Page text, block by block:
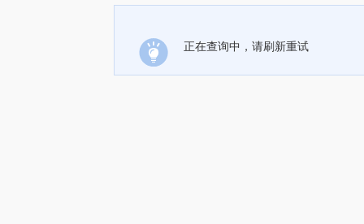
正在查询中，请刷新重试